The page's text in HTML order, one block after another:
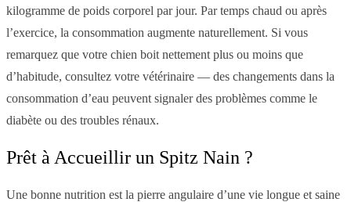
kilogramme de poids corporel par jour. Par temps chaud ou après
l’exercice, la consommation augmente naturellement. Si vous
remarquez que votre chien boit nettement plus ou moins que
d’habitude, consultez votre vétérinaire — des changements dans la
consommation d’eau peuvent signaler des problèmes comme le
diabète ou des troubles rénaux.
Prêt à Accueillir un Spitz Nain ?
Une bonne nutrition est la pierre angulaire d’une vie longue et saine